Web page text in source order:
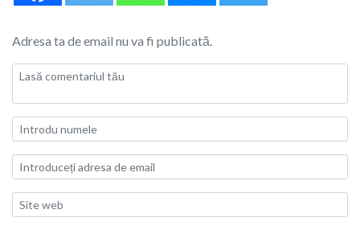
Adresa ta de email nu va fi publicată.